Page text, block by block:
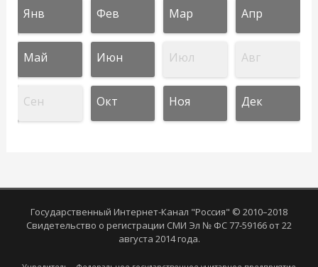
Янв Фев Мар Апр
Май Июн Июл Авг
Сен Окт Ноя Дек
Государственный Интернет-Канал "Россия" © 2010–2018
Свидетельство о регистрации СМИ Эл № ФС 77-59166 от 22
августа 2014 года.